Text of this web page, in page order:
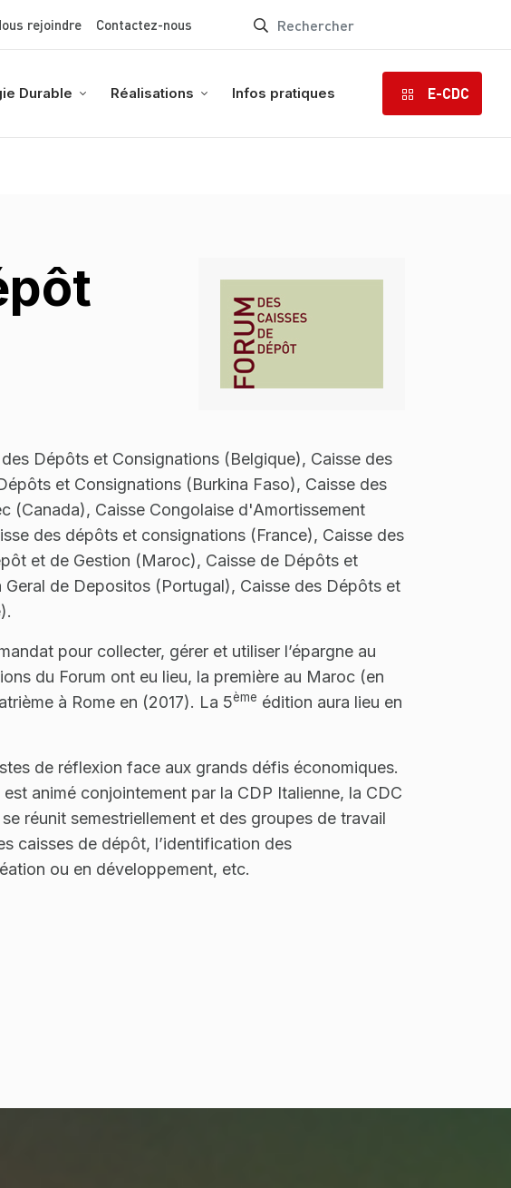
rejoindre Contactez-nous
Durable Réalisations Infos pratiques E-CDC
Dépôts et Consignations (Belgique), Caisse des
et Consignations (Burkina Faso), Caisse des
(Canada), Caisse Congolaise d'Amortissement
des dépôts et consignations (France), Caisse des
et de Gestion (Maroc), Caisse de Dépôts et
de Depositos (Portugal), Caisse des Dépôts et
pour collecter, gérer et utiliser l’épargne au
du Forum ont eu lieu, la première au Maroc (en
à Rome en (2017). La 5ème édition aura lieu en
de réflexion face aux grands défis économiques.
animé conjointement par la CDP Italienne, la CDC
réunit semestriellement et des groupes de travail
caisses de dépôt, l’identification des
ou en développement, etc.